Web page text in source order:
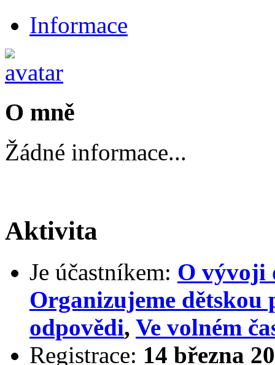
Informace
O mně
Žádné informace...
Aktivita
Je účastníkem: O vývoji
Organizujeme dětskou
odpovědi, Ve volném
Registrace: 14 března